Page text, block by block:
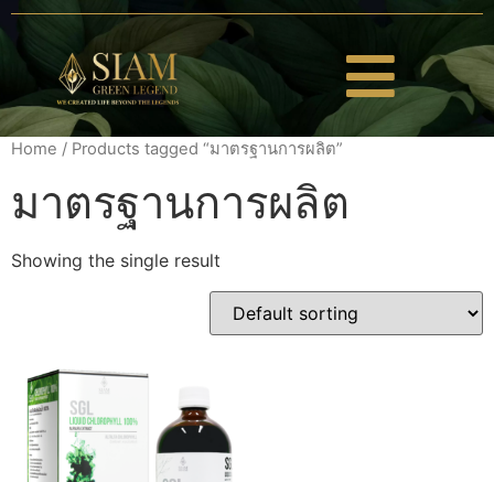
Home / Products tagged “มาตรฐานการผลิต”
มาตรฐานการผลิต
Showing the single result